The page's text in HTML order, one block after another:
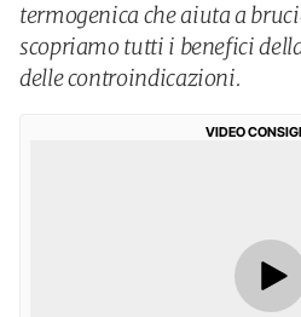
termogenica che aiuta a
scopriamo tutti i benefici
delle controindicazioni.
VIDEO